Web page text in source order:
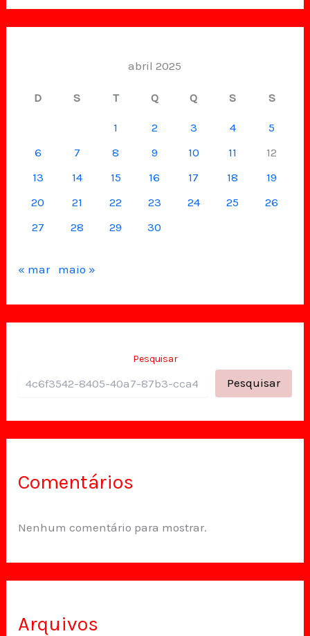
abril 2025
D S T Q Q S S
1 2 3 4
5
6
7 8 9 10 11
12
13
14 15 16 17 18
19
20
21 22 23 24 25
26
27
28 29 30
« mar maio »
Pesquisar
Pesquisar
Comentários
Nenhum comentário para mostrar.
Arquivos